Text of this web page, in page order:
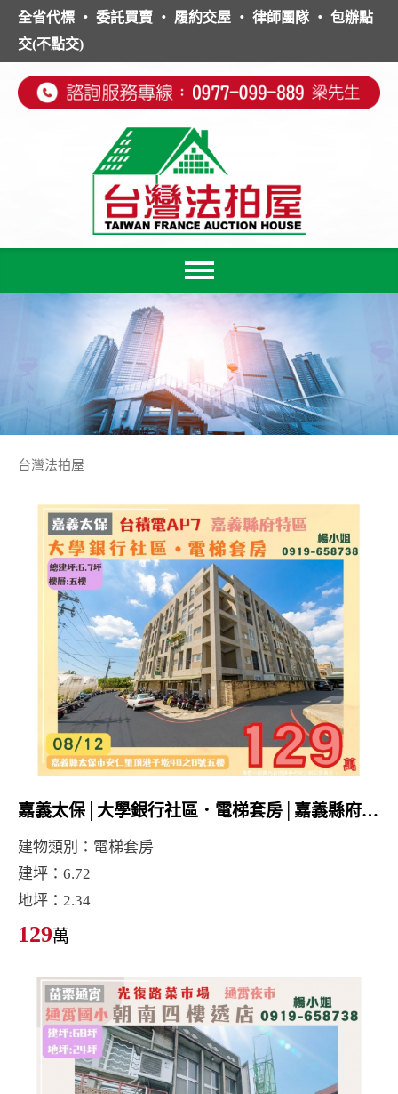
全省代標 ‧ 委託買賣 ‧ 履約交屋 ‧ 律師團隊 ‧ 包辦點
交(不點交)
台灣法拍屋
嘉義太保│大學銀行社區．電梯套房│嘉義縣府特區│台積電AP7
建物類別：電梯套房
建坪：6.72
地坪：2.34
129萬